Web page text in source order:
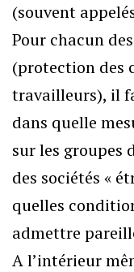
(souvent
Pour chacun
(protection des
travailleurs), il
dans quelle
sur les groupes
des sociétés «
quelles
admettre
A l’intérieur